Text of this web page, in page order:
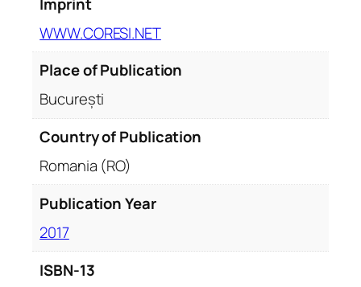
WWW.CORESI.NET
Place of Publication
București
Country of Publication
Romania (RO)
Publication Year
2017
ISBN-13